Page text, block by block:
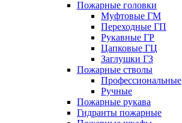
Пожарные головки
Муфтовые ГМ
Переходные ГП
Рукавные ГР
Цапковые ГЦ
Заглушки ГЗ
Пожарные стволы
Профессиональные
Ручные
Пожарные рукава
Гидранты пожарные